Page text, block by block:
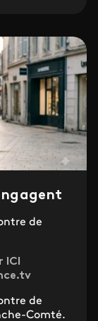
de
de
Comté.